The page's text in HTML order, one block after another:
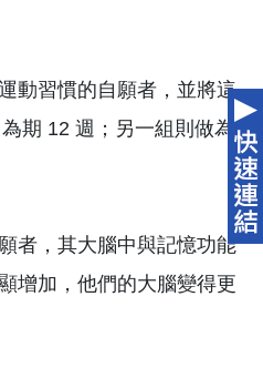
動習慣的自願者，並將這
期 12 週；另一組則做為
者，其大腦中與記憶功能
增加，他們的大腦變得更